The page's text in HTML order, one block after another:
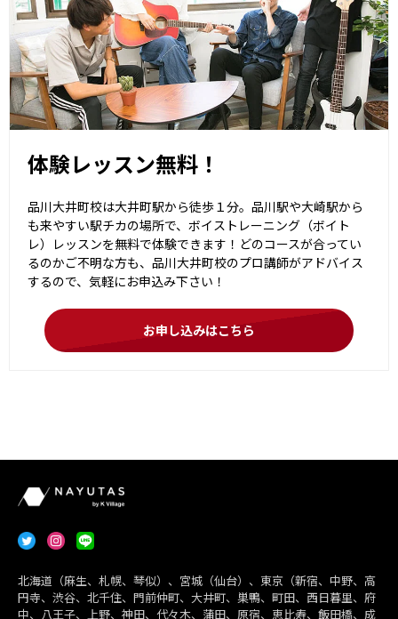
体験レッスン無料！
品川大井町校は大井町駅から徒歩１分。品川駅や大崎駅から
も来やすい駅チカの場所で、ボイストレーニング（ボイト
レ）レッスンを無料で体験できます！どのコースが合ってい
るのかご不明な方も、品川大井町校のプロ講師がアドバイス
するので、気軽にお申込み下さい！
お申し込みはこちら
北海道（麻生、札幌、琴似）、宮城（仙台）、東京（新宿、中野、高
円寺、渋谷、北千住、門前仲町、大井町、巣鴨、町田、西日暮里、府
中、八王子、上野、神田、代々木、蒲田、原宿、恵比寿、飯田橋、成